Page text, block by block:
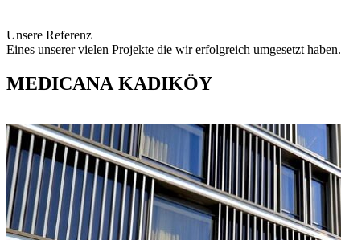
Unsere Referenz
Eines unserer vielen Projekte die wir erfolgreich umgesetzt haben.
MEDICANA KADIKÖY